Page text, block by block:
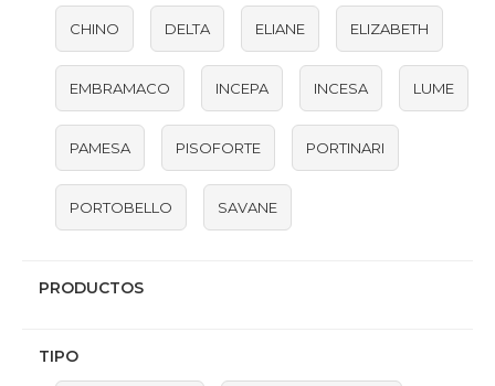
CHINO DELTA ELIANE ELIZABETH
EMBRAMACO INCEPA INCESA LUME
PAMESA PISOFORTE PORTINARI
PORTOBELLO SAVANE
PRODUCTOS
TIPO